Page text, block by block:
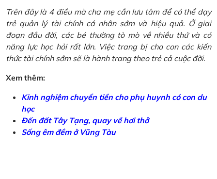
Trên đây là 4 điều mà cha mẹ cần lưu tâm để có thể dạy
trẻ quản lý tài chính cá nhân sớm và hiệu quả. Ở giai
đoạn đầu đời, các bé thường tò mò về nhiều thứ và có
năng lực học hỏi rất lớn. Việc trang bị cho con các kiến
thức tài chính sớm sẽ là hành trang theo trẻ cả cuộc đời.
Xem thêm:
Kinh nghiệm chuyển tiền cho phụ huynh có con du
học
Đến đất Tây Tạng, quay về hơi thở
Sống êm đềm ở Vũng Tàu